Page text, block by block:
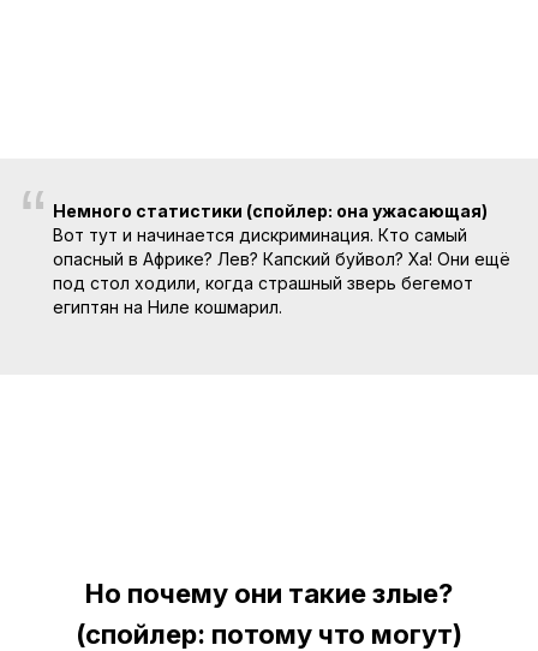
“ Немного статистики (спойлер: она ужасающая)
Вот тут и начинается дискриминация. Кто самый
опасный в Африке? Лев? Капский буйвол? Ха! Они ещё
под стол ходили, когда страшный зверь бегемот
египтян на Ниле кошмарил.
Но почему они такие злые?
(спойлер: потому что могут)